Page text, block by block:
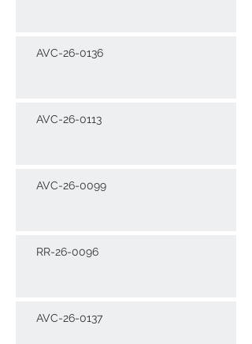
AVC-26-0136
AVC-26-0113
AVC-26-0099
RR-26-0096
AVC-26-0137